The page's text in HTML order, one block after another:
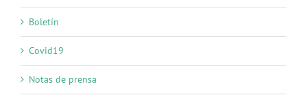
Boletín
Covid19
Notas de prensa